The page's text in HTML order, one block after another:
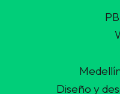
Diseño y